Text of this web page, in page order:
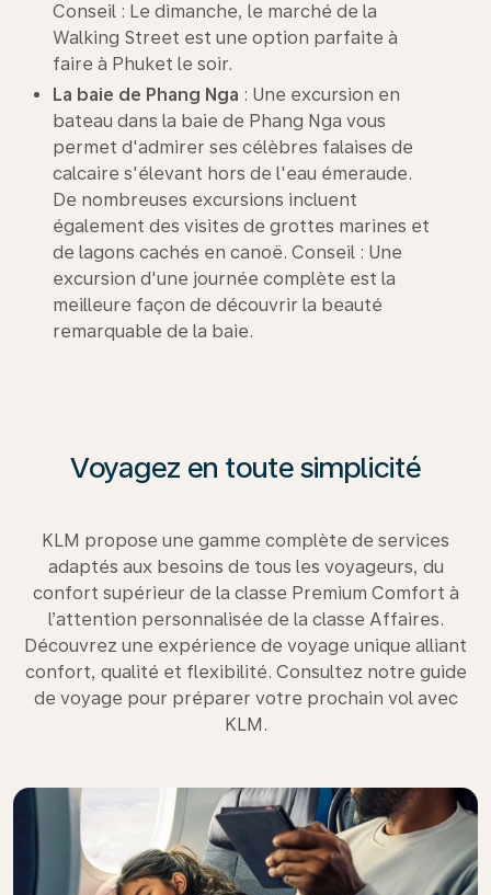
Conseil : Le dimanche, le marché de la
Walking Street est une option parfaite à
faire à Phuket le soir.
La baie de Phang Nga : Une excursion en
bateau dans la baie de Phang Nga vous
permet d'admirer ses célèbres falaises de
calcaire s'élevant hors de l'eau émeraude.
De nombreuses excursions incluent
également des visites de grottes marines et
de lagons cachés en canoë. Conseil : Une
excursion d'une journée complète est la
meilleure façon de découvrir la beauté
remarquable de la baie.
Voyagez en toute simplicité
KLM propose une gamme complète de services
adaptés aux besoins de tous les voyageurs, du
confort supérieur de la classe Premium Comfort à
l’attention personnalisée de la classe Affaires.
Découvrez une expérience de voyage unique alliant
confort, qualité et flexibilité. Consultez notre guide
de voyage pour préparer votre prochain vol avec
KLM.